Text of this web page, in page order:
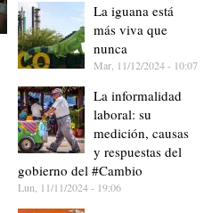
La iguana está
más viva que
nunca
Mar, 11/12/2024 - 10:07
La informalidad
laboral: su
medición, causas
y respuestas del
gobierno del #Cambio
Lun, 11/11/2024 - 19:06